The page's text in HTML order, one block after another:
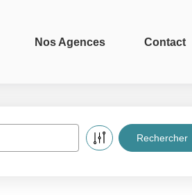
Nos Agences Contact